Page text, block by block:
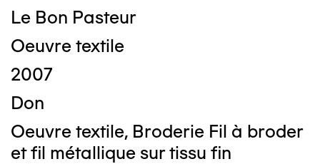
Le Bon Pasteur
Oeuvre textile
2007
Don
Oeuvre textile, Broderie Fil à broder
et fil métallique sur tissu fin